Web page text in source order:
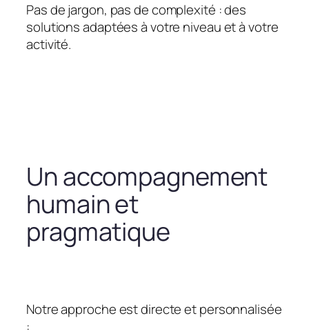
Pas de jargon, pas de complexité : des
solutions adaptées à votre niveau et à votre
activité.
Un accompagnement
humain et
pragmatique
Notre approche est directe et personnalisée
: